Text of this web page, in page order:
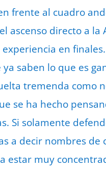
frente al cuadro
ascenso directo a la
en
ya saben lo que es
tremenda como
se ha hecho
Si solamente
a decir nombres
estar muy